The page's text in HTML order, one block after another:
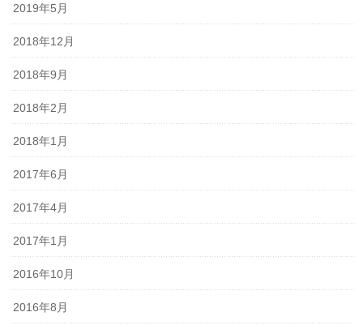
2019年5月
2018年12月
2018年9月
2018年2月
2018年1月
2017年6月
2017年4月
2017年1月
2016年10月
2016年8月